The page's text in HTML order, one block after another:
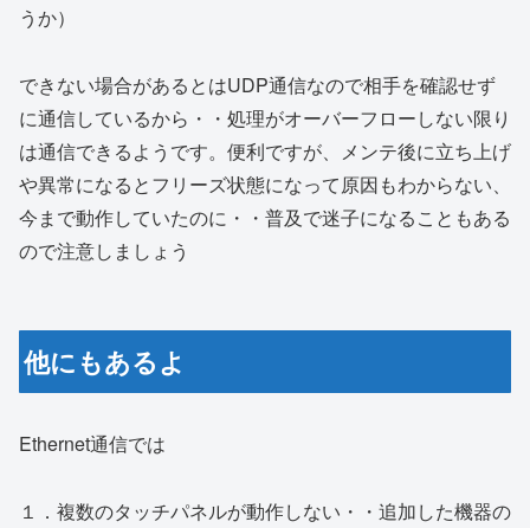
うか）
できない場合があるとはUDP通信なので相手を確認せず
に通信しているから・・処理がオーバーフローしない限り
は通信できるようです。便利ですが、メンテ後に立ち上げ
や異常になるとフリーズ状態になって原因もわからない、
今まで動作していたのに・・普及で迷子になることもある
ので注意しましょう
他にもあるよ
Ethernet通信では
１．複数のタッチパネルが動作しない・・追加した機器の